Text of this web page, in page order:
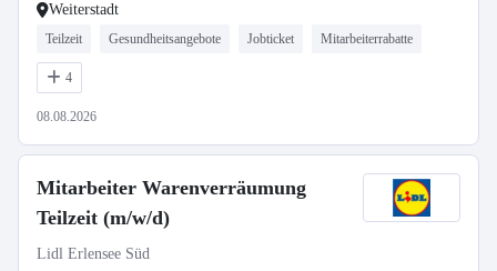
Weiterstadt
Teilzeit Gesundheitsangebote Jobticket Mitarbeiterrabatte
4
08.08.2026
Mitarbeiter Warenverräumung
Teilzeit (m/w/d)
Lidl Erlensee Süd